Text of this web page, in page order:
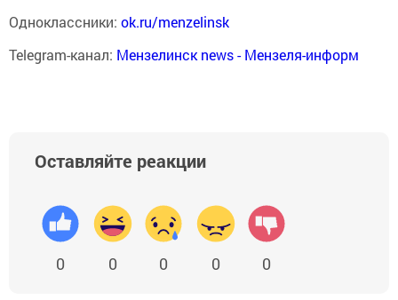
Одноклассники: ok.ru/menzelinsk
Telegram-канал: Мензелинск news - Мензеля-информ
Оставляйте реакции
0 0 0 0 0